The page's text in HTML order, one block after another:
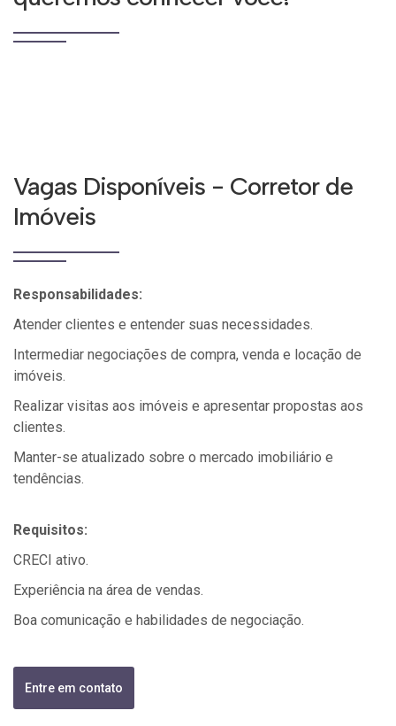
Vagas Disponíveis - Corretor de
Imóveis
Responsabilidades:
Atender clientes e entender suas necessidades.
Intermediar negociações de compra, venda e locação de
imóveis.
Realizar visitas aos imóveis e apresentar propostas aos
clientes.
Manter-se atualizado sobre o mercado imobiliário e
tendências.
Requisitos:
CRECI ativo.
Experiência na área de vendas.
Boa comunicação e habilidades de negociação.
Entre em contato